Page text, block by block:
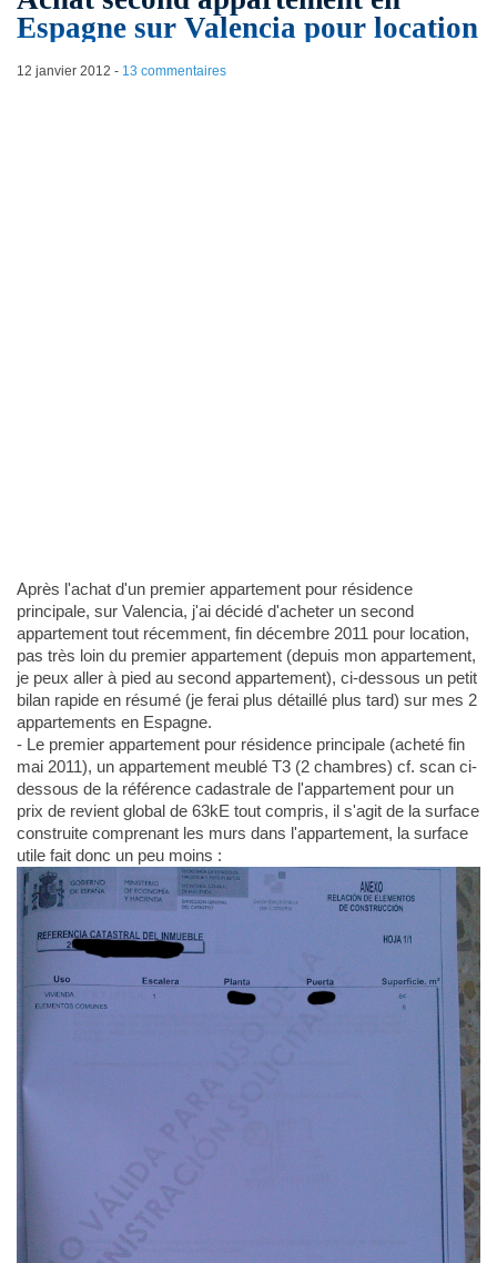
Espagne sur Valencia pour location
12 janvier 2012 - 13 commentaires
Après l'achat d'un premier appartement pour résidence
principale, sur Valencia, j'ai décidé d'acheter un second
appartement tout récemment, fin décembre 2011 pour location,
pas très loin du premier appartement (depuis mon appartement,
je peux aller à pied au second appartement), ci-dessous un petit
bilan rapide en résumé (je ferai plus détaillé plus tard) sur mes 2
appartements en Espagne.
- Le premier appartement pour résidence principale (acheté fin
mai 2011), un appartement meublé T3 (2 chambres) cf. scan ci-
dessous de la référence cadastrale de l'appartement pour un
prix de revient global de 63kE tout compris, il s'agit de la surface
construite comprenant les murs dans l'appartement, la surface
utile fait donc un peu moins :